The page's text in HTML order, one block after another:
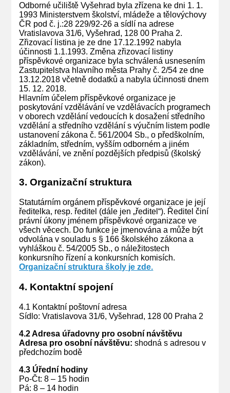
Odborné učiliště Vyšehrad byla zřízena ke dni 1. 1.
1993 Ministerstvem školství, mládeže a tělovýchovy
ČR pod č. j.:28 229/92-26 a sídlí na adrese
Vratislavova 31/6, Vyšehrad, 128 00 Praha 2.
Zřizovací listina je ze dne 17.12.1992 nabyla
účinnosti 1.1.1993. Změna zřizovací listiny
příspěvkové organizace byla schválená usnesením
Zastupitelstva hlavního města Prahy č. 2/54 ze dne
13.12.2018 včetně dodatků a nabyla účinnosti dnem
15. 12. 2018.
Hlavním účelem příspěvkové organizace je
poskytování vzdělávání ve vzdělávacích programech
v oborech vzdělání vedoucích k dosažení středního
vzdělání a středního vzdělání s výučním listem podle
ustanovení zákona č. 561/2004 Sb., o předškolním,
základním, středním, vyšším odborném a jiném
vzdělávání, ve znění pozdějších předpisů (školský
zákon).
3. Organizační struktura
Statutárním orgánem příspěvkové organizace je její
ředitelka, resp. ředitel (dále jen „ředitel“). Ředitel činí
právní úkony jménem příspěvkové organizace ve
všech věcech. Do funkce je jmenována a může být
odvolána v souladu s § 166 školského zákona a
vyhláškou č. 54/2005 Sb., o náležitostech
konkursního řízení a konkursních komisích.
Organizační struktura školy je zde.
4. Kontaktní spojení
4.1 Kontaktní poštovní adresa
Sídlo: Vratislavova 31/6, Vyšehrad, 128 00 Praha 2
4.2 Adresa úřadovny pro osobní návštěvu
Adresa pro osobní návštěvu: shodná s adresou v
předchozím bodě
4.3 Úřední hodiny
Po-Čt: 8 – 15 hodin
Pá: 8 – 14 hodin